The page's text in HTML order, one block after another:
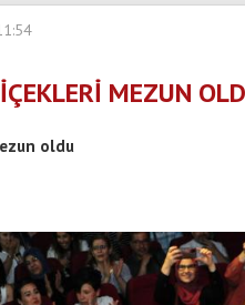
MEZUN
oldu